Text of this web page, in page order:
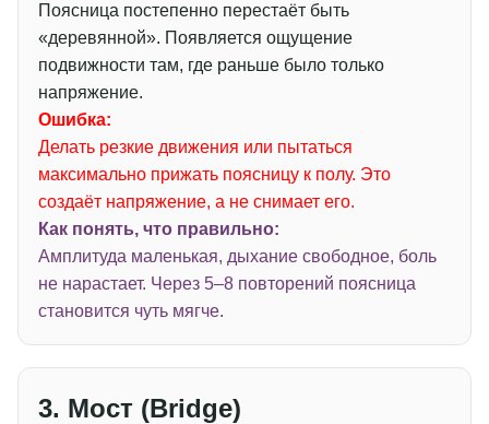
Поясница постепенно перестаёт быть
«деревянной». Появляется ощущение
подвижности там, где раньше было только
напряжение.
Ошибка:
Делать резкие движения или пытаться
максимально прижать поясницу к полу. Это
создаёт напряжение, а не снимает его.
Как понять, что правильно:
Амплитуда маленькая, дыхание свободное, боль
не нарастает. Через 5–8 повторений поясница
становится чуть мягче.
3. Мост (Bridge)